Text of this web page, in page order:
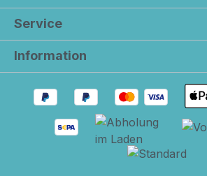
Service
Information